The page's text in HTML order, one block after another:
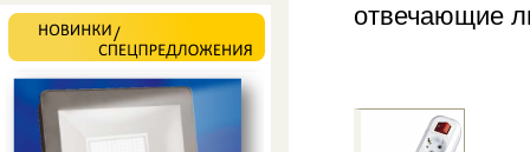
отвечающие